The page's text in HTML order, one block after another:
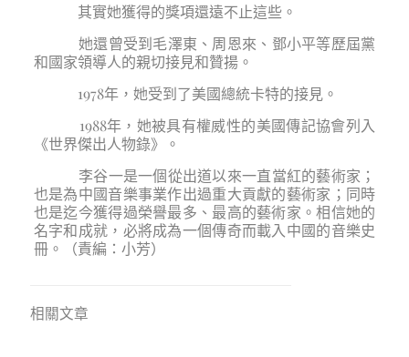
其實她獲得的獎項還遠不止這些。
她還曾受到毛澤東、周恩來、鄧小平等歷屆黨
和國家領導人的親切接見和贊揚。
1978年，她受到了美國總統卡特的接見。
1988年，她被具有權威性的美國傳記協會列入
《世界傑出人物錄》。
李谷一是一個從出道以來一直當紅的藝術家；
也是為中國音樂事業作出過重大貢獻的藝術家；同時
也是迄今獲得過榮譽最多、最高的藝術家。相信她的
名字和成就，必將成為一個傳奇而載入中國的音樂史
冊。（責編：小芳）
相關文章